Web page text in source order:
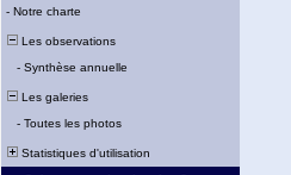
- Notre charte
Les observations
- Synthèse annuelle
Les galeries
- Toutes les photos
Statistiques d'utilisation